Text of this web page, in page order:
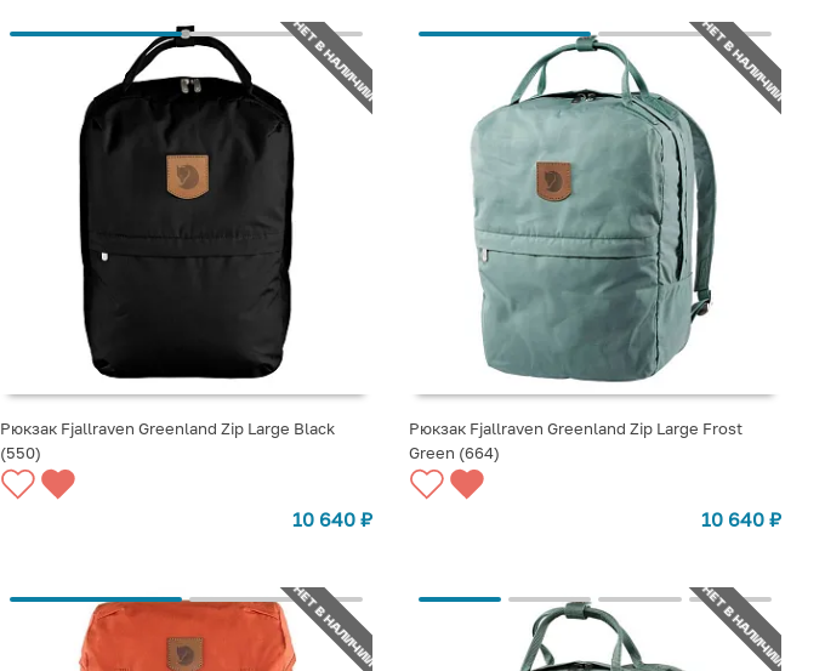
НЕТ В НАЛИЧИИ
СООБЩИТЬ О ПОСТУПЛЕНИИ
Рюкзак Fjallraven Greenland Zip Large Black
(550)
10 640 ₽
НЕТ В НАЛИЧИИ
СООБЩИТЬ О ПОСТУПЛЕНИИ
Рюкзак Fjallraven Greenland Zip Large Frost
Green (664)
10 640 ₽
НЕТ В НАЛИЧИИ НЕТ В НАЛИЧИИ